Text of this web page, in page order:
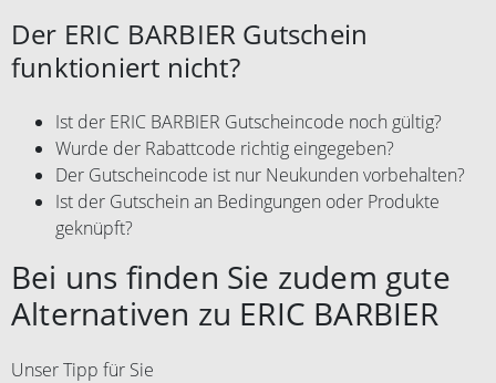
Der ERIC BARBIER Gutschein
funktioniert nicht?
Ist der ERIC BARBIER Gutscheincode noch gültig?
Wurde der Rabattcode richtig eingegeben?
Der Gutscheincode ist nur Neukunden vorbehalten?
Ist der Gutschein an Bedingungen oder Produkte
geknüpft?
Bei uns finden Sie zudem gute
Alternativen zu ERIC BARBIER
Unser Tipp für Sie